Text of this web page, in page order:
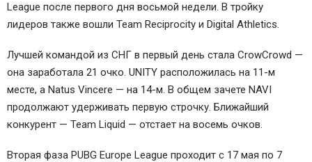
League после первого дня восьмой недели. В тройку
лидеров также вошли Team Reciprocity и Digital Athletics.
Лучшей командой из СНГ в первый день стала CrowCrowd —
она заработала 21 очко. UNITY расположилась на 11-м
месте, а Natus Vincere — на 14-м. В общем зачете NAVI
продолжают удерживать первую строчку. Ближайший
конкурент — Team Liquid — отстает на восемь очков.
Вторая фаза PUBG Europe League проходит с 17 мая по 7